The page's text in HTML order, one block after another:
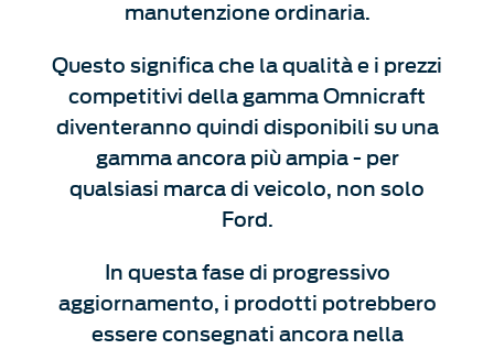
manutenzione ordinaria.
Questo significa che la qualità e i prezzi
competitivi della gamma Omnicraft
diventeranno quindi disponibili su una
gamma ancora più ampia - per
qualsiasi marca di veicolo, non solo
Ford.
In questa fase di progressivo
aggiornamento, i prodotti potrebbero
essere consegnati ancora nella